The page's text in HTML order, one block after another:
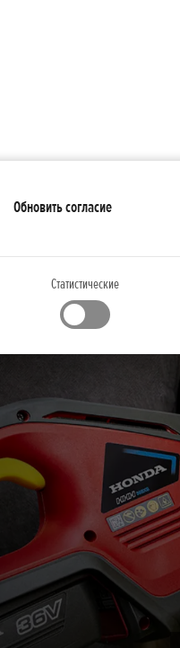
Обновить согласие
Статистические